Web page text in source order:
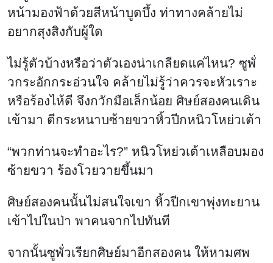
หน้ามองฟ้าด้วยสีหน้าบูดบึ้ง ท่าทางคล้ายไม่
อยากสุงสิงกับผู้ใด
ไม่รู้ตัวบ้างหรือว่าตัวเองน่าเกลียดแค่ไหน? ซูพั่
วกระอักกระอ่วนใจ คล้ายไม่รู้ว่าควรจะหัวเราะ
หรือร้องไห้ดี จึงกวักมือเล็กน้อย ศิษย์สองคนเดิน
เข้ามา ตีกระหนาบซ้ายขวาหิ้วปีกหนิวโหย่วเต้า
“พวกท่านจะทำอะไร?” หนิวโหย่วเต้าเหลือบมอง
ซ้ายขวา ร้องโวยวายขึ้นมา
ศิษย์สองคนนั้นไม่สนใจเขา หิ้วปีกเขาพุ่งทะยาน
เข้าไปในป่า พาคนจากไปทันที
จากนั้นซูพั่วเรียกศิษย์มาอีกสองคน ให้หามศพ